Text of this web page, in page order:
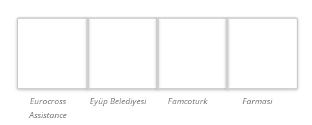
Eurocross
Assistance
Eyüp Belediyesi Famcoturk Farmasi